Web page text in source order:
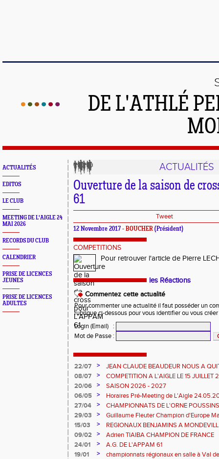
DE L'ATHLÉ
ACTUALITÉS
EDITOS
LE CLUB
MEETING DE L'AIGLE 24
MAI 2026
RECORDS DU CLUB
CALENDRIER
PRISE DE LICENCES
JEUNES
PRISE DE LICENCES
ADULTES
ACTUALITÉS
Ouverture de la saison de
61
Tweet
12 Novembre 2017 - BOUCHER (Président)
COMPETITIONS
Pour retrouver l'article de Pierre
les Réactions
Commentez cette actualité
Pour commenter une actualité il faut posséder un
rubrique ci-dessous pour vous identifier ou vous
Login (Email)
:
Mot de Passe :
22/07 >
JEAN CLAUDE BEAUDEUR NOUS A
08/07
>
COMPETITION A L'AIGLE LE 15 JUILLET
DES EPREUVES REPORTE A 20 H 45
20/06 >
SAISON 2026 - 2027
06/05
>
Horaires Pré-Meeting de L'Aigle
27/04
>
CHAMPIONNATS DE L'ORNE
L'AIGLE
29/03 >
Guillaume Fleuter Champion d'Europe
15/03
>
REGIONAUX BENJAMINS A
09/02
>
Adrien TIAIBA CHAMPION DE FRANCE
24/01
>
A.G. DE L'APPAM 61
19/01
>
championnats régionaux en salle à Val